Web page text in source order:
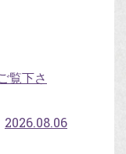
覧下さ
2026.08.06